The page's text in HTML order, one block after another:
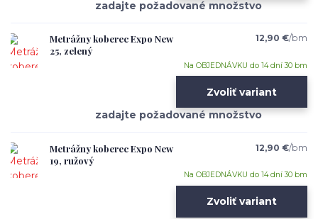
Metrážny koberec Expo New
25, zelený
12,90 €/bm
Na OBJEDNÁVKU do 14 dní 30 bm
Zvoliť variant
Metrážny koberec Expo New
19, ružový
12,90 €/bm
Na OBJEDNÁVKU do 14 dní 30 bm
Zvoliť variant